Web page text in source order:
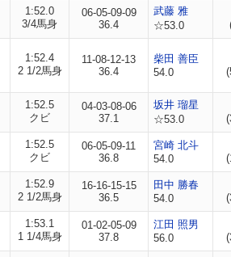
1:52.0
3/4馬身
06-05-09-09
36.4
武藤 雅
☆53.0
1:52.4
2 1/2馬身
11-08-12-13
36.4
柴田 善臣
54.0
1:52.5
クビ
04-03-08-06
37.1
坂井 瑠星
☆53.0
1:52.5
クビ
06-05-09-11
36.8
宮崎 北斗
54.0
1:52.9
2 1/2馬身
16-16-15-15
36.5
田中 勝春
54.0
1:53.1
1 1/4馬身
01-02-05-09
37.8
江田 照男
56.0